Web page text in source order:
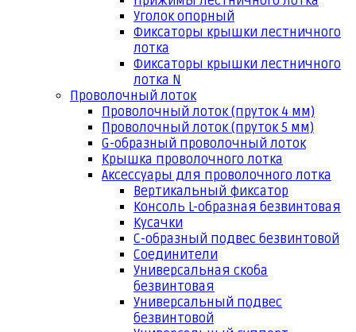
Уголок опорный
Фиксаторы крышки лестничного
лотка
Фиксаторы крышки лестничного
лотка N
Проволочный лоток
Проволочный лоток (пруток 4 мм)
Проволочный лоток (пруток 5 мм)
G-образный проволочный лоток
Крышка проволочного лотка
Аксессуары для проволочного лотка
Вертикальный фиксатор
Консоль L-образная безвинтовая
Кусачки
С-образный подвес безвинтовой
Соединители
Универсальная скоба
безвинтовая
Универсальный подвес
безвинтовой